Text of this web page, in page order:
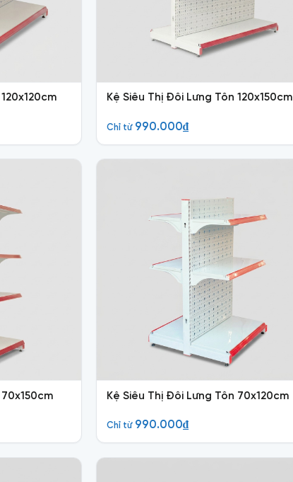
Kệ Siêu Thị Đôi Lưng Tôn 120x150cm
Chỉ từ 990.000₫
Kệ Siêu Thị Đôi Lưng Tôn 70x120cm
Chỉ từ 990.000₫